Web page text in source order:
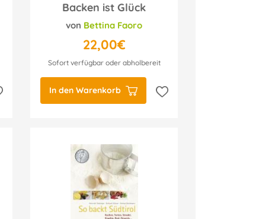
Backen ist Glück
von Bettina Faoro
22,00€
Sofort verfügbar oder abholbereit
In den Warenkorb